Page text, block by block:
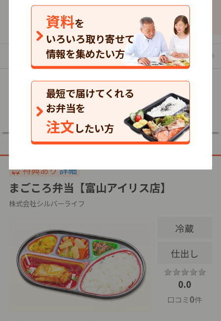
資料を
いろいろ取り寄せて
情報を集めたい方
最短で届けてくれる
お弁当を
注文したい方
税込 税込 4,137
まごころケア食のお弁当の一覧を見る
詳細
特典あり詳細
まごころ弁当【富山アイリス店】
株式会社シルバーライフ
冷蔵
仕出し
0.0
口コミ0件